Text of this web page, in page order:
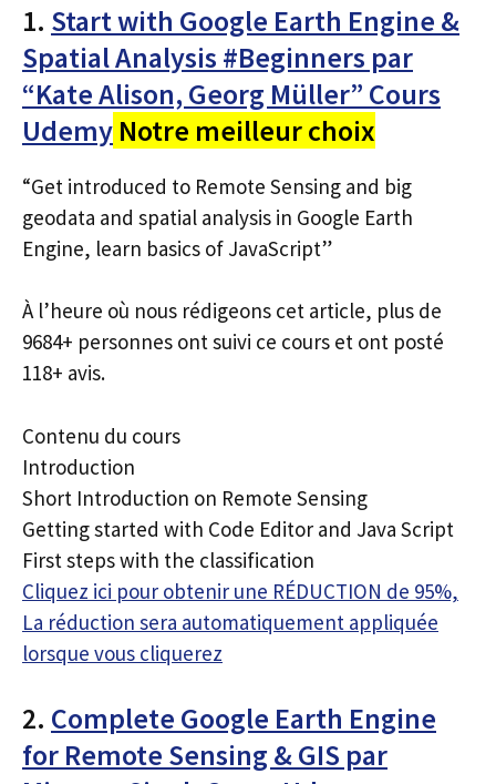
1. Start with Google Earth Engine &
Spatial Analysis #Beginners par
“Kate Alison, Georg Müller” Cours
Udemy Notre meilleur choix
“Get introduced to Remote Sensing and big
geodata and spatial analysis in Google Earth
Engine, learn basics of JavaScript”
À l’heure où nous rédigeons cet article, plus de
9684+ personnes ont suivi ce cours et ont posté
118+ avis.
Contenu du cours
Introduction
Short Introduction on Remote Sensing
Getting started with Code Editor and Java Script
First steps with the classification
Cliquez ici pour obtenir une RÉDUCTION de 95%,
La réduction sera automatiquement appliquée
lorsque vous cliquerez
2. Complete Google Earth Engine
for Remote Sensing & GIS par